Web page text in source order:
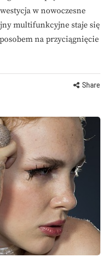
w nowoczesne
multifunkcyjne staje się
na przyciągnięcie
Share